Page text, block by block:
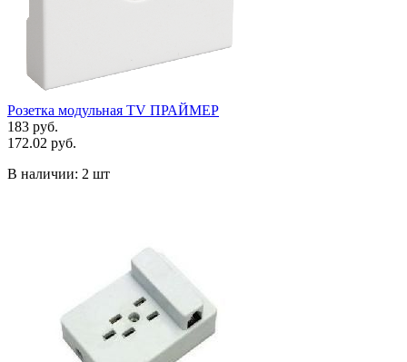
Розетка модульная TV ПРАЙМЕР
183 руб.
172.02 руб.
В наличии: 2 шт